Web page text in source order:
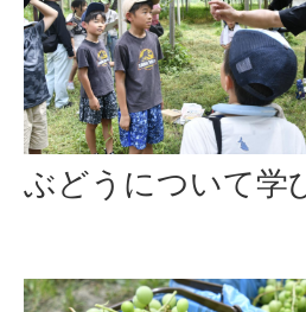
ぶどうについて学